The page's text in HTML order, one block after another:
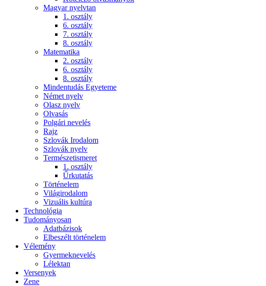
Magyar nyelvtan
1. osztály
6. osztály
7. osztály
8. osztály
Matematika
2. osztály
6. osztály
8. osztály
Mindentudás Egyeteme
Német nyelv
Olasz nyelv
Olvasás
Polgári nevelés
Rajz
Szlovák Irodalom
Szlovák nyelv
Természetismeret
1. osztály
Űrkutatás
Történelem
Világirodalom
Vizuális kultúra
Technológia
Tudományosan
Adatbázisok
Elbeszélt történelem
Vélemény
Gyermeknevelés
Lélektan
Versenyek
Zene